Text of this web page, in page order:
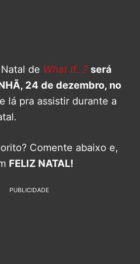
de What If…? será
24 de dezembro, no
lá pra assistir durante a
Comente abaixo e,
FELIZ NATAL!
PUBLICIDADE